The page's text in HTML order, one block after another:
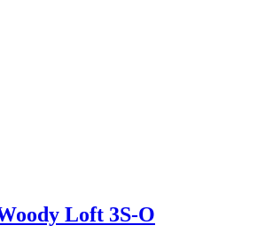
Loft 3S-O